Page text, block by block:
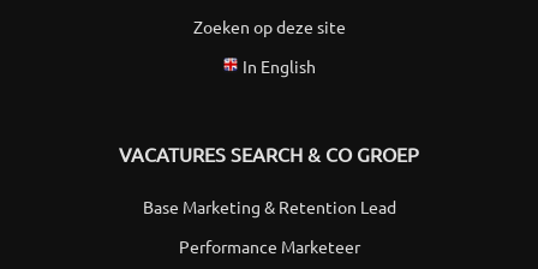
Zoeken op deze site
In English
VACATURES SEARCH & CO GROEP
Base Marketing & Retention Lead
Performance Marketeer